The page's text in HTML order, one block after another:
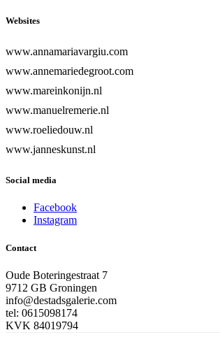
Websites
www.annamariavargiu.com
www.annemariedegroot.com
www.mareinkonijn.nl
www.manuelremerie.nl
www.roeliedouw.nl
www.janneskunst.nl
Social media
Facebook
Instagram
Contact
Oude Boteringestraat 7
9712 GB Groningen
info@destadsgalerie.com
tel: 0615098174
KVK 84019794